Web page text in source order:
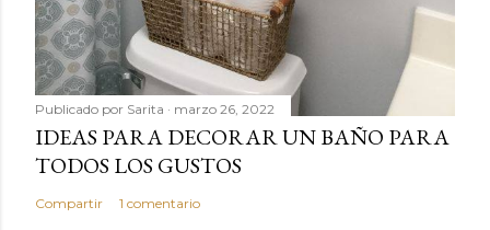
Publicado por Sarita marzo 26, 2022
IDEAS PARA DECORAR UN BAÑO PARA
TODOS LOS GUSTOS
Compartir 1 comentario